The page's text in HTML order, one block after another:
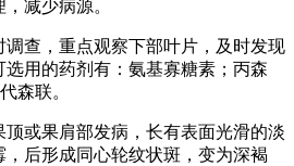
减少病源。
，重点观察下部叶片，及时发现
用的药剂有：氨基寡糖素；丙森
森联。
或果肩部发病，长有表面光滑的淡
后形成同心轮纹状斑，变为深褐